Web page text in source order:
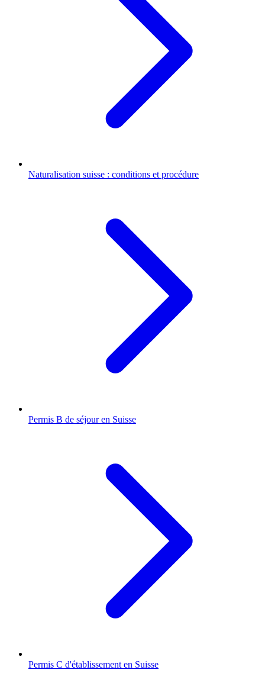
Naturalisation suisse : conditions et procédure
Permis B de séjour en Suisse
Permis C d'établissement en Suisse